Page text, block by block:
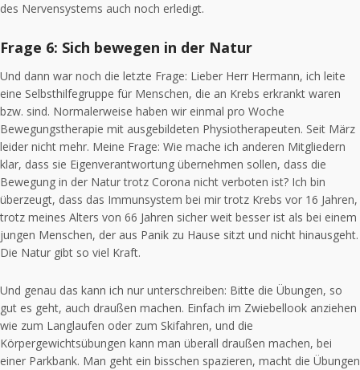
des Nervensystems auch noch erledigt.
Frage 6: Sich bewegen in der Natur
Und dann war noch die letzte Frage: Lieber Herr Hermann, ich leite
eine Selbsthilfegruppe für Menschen, die an Krebs erkrankt waren
bzw. sind. Normalerweise haben wir einmal pro Woche
Bewegungstherapie mit ausgebildeten Physiotherapeuten. Seit März
leider nicht mehr. Meine Frage: Wie mache ich anderen Mitgliedern
klar, dass sie Eigenverantwortung übernehmen sollen, dass die
Bewegung in der Natur trotz Corona nicht verboten ist? Ich bin
überzeugt, dass das Immunsystem bei mir trotz Krebs vor 16 Jahren,
trotz meines Alters von 66 Jahren sicher weit besser ist als bei einem
jungen Menschen, der aus Panik zu Hause sitzt und nicht hinausgeht.
Die Natur gibt so viel Kraft.
Und genau das kann ich nur unterschreiben: Bitte die Übungen, so
gut es geht, auch draußen machen. Einfach im Zwiebellook anziehen
wie zum Langlaufen oder zum Skifahren, und die
Körpergewichtsübungen kann man überall draußen machen, bei
einer Parkbank. Man geht ein bisschen spazieren, macht die Übungen